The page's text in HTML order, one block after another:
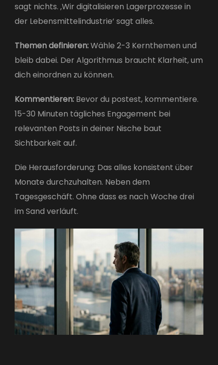
sagt nichts. ‚Wir digitalisieren Lagerprozesse in
der Lebensmittelindustrie‘ sagt alles.
Themen definieren:Wähle 2-3 Kernthemen und
bleib dabei. Der Algorithmus braucht Klarheit, um
dich einordnen zu können.
Kommentieren: Bevor du postest, kommentiere.
15-30 Minuten tägliches Engagement bei
relevanten Posts in deiner Nische baut
Sichtbarkeit auf.
Die Herausforderung: Das alles konsistent über
Monate durchzuhalten. Neben dem
Tagesgeschäft. Ohne dass es nach Woche drei
im Sand verläuft.